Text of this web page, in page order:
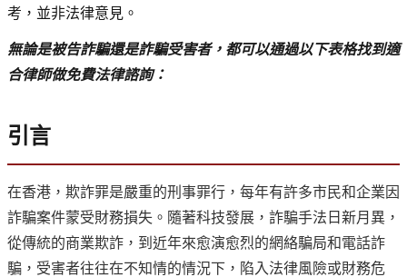
考，並非法律意見。
無論是被告詐騙還是詐騙受害者，都可以通過以下表格找到適
合律師做免費法律諮詢：
引言
在香港，欺詐罪是嚴重的刑事罪行，每年有許多市民和企業因
詐騙案件蒙受財務損失。隨著科技發展，詐騙手法日新月異，
從傳統的商業欺詐，到近年來愈演愈烈的網絡騙局和電話詐
騙，受害者往往在不知情的情況下，陷入法律風險或財務危